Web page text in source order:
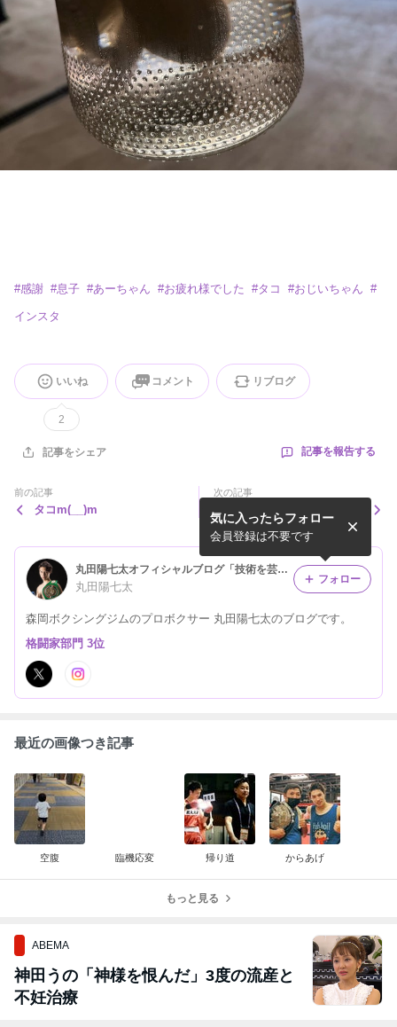
#感謝 #息子 #あーちゃん #お疲れ様でした #タコ #おじいちゃん #
インスタ
いいね
2
コメント リブログ
記事をシェア 記事を報告する
前の記事
タコm(__)m
次の記事
奉仕？投資？期待。
丸田陽七太オフィシャルブログ「技術を芸術に」Powered by Ameba
丸田陽七太
森岡ボクシングジムのプロボクサー 丸田陽七太のブログです。
気に入ったらフォロー
会員登録は不要です
フォロー
格闘家部門 3位
最近の画像つき記事
空腹 臨機応変 帰り道 からあげ
もっと見る
ABEMA
神田うの「神様を恨んだ」3度の流産と
不妊治療